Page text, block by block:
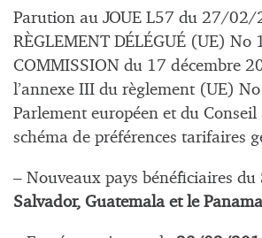
Parution au JOUE L57 du 27/02/
RÈGLEMENT DÉLÉGUÉ (UE)
COMMISSION du 17 décembre
l’annexe III du règlement (UE)
Parlement européen et du
schéma de préférences tarifaires
– Nouveaux pays bénéficiaires du
Salvador, Guatemala et le Panama